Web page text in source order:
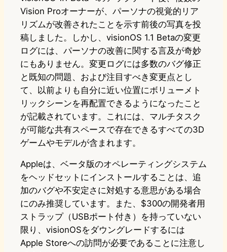
Vision Proオーナーが、パーソナの視覚的リア
リズムが改善されたことを示す前後の写真を投
稿しました。しかし、visionOS 1.1 Betaの変更
ログには、パーソナの改善に関する言及が奇妙
にもありません。変更ログには多数のバグ修正
と既知の問題、および注目すべき変更点とし
て、以前よりも自分に近い位置にボリューメト
リックシーンを再配置できるようになったこと
が記載されています。これには、マルチタスク
が可能な共有スペースで存在できるすべての3D
ゲームやモデルが含まれます。
Appleは、ベータ版のオペレーティングシステム
をヘッドセットにインストールすることは、追
加のバグや不安定さに対処する意思がある場合
にのみ推奨しています。また、$300の開発者用
ストラップ（USBポート付き）を持っていない
限り、visionOSをダウングレードするには
Apple Storeへの訪問が必要であることに注意し